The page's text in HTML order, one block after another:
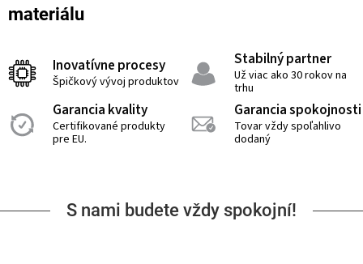
materiálu
Inovatívne procesy
Špičkový vývoj produktov
Stabilný partner
Už viac ako 30 rokov na
trhu
Garancia kvality
Certifikované produkty
pre EU.
Garancia spokojnosti
Tovar vždy spoľahlivo
dodaný
S nami budete vždy spokojní!